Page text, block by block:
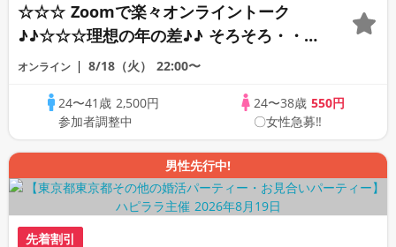
☆☆☆ Zoomで楽々オンライントーク
♪♪☆☆☆理想の年の差♪♪ そろそろ・・・
素敵な恋人見つけたい♪ ♪☆カジュアルな
行あり♪♪
オンライン 8/18（火） 22:00〜
24〜41歳 2,500円
参加者調整中
24〜38歳 550円
〇女性急募‼
男性先行中!
先着割引